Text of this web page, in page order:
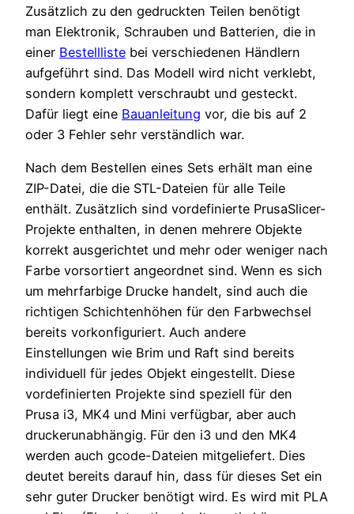
Zusätzlich zu den gedruckten Teilen benötigt
man Elektronik, Schrauben und Batterien, die in
einer Bestellliste bei verschiedenen Händlern
aufgeführt sind. Das Modell wird nicht verklebt,
sondern komplett verschraubt und gesteckt.
Dafür liegt eine Bauanleitung vor, die bis auf 2
oder 3 Fehler sehr verständlich war.
Nach dem Bestellen eines Sets erhält man eine
ZIP-Datei, die die STL-Dateien für alle Teile
enthält. Zusätzlich sind vordefinierte PrusaSlicer-
Projekte enthalten, in denen mehrere Objekte
korrekt ausgerichtet und mehr oder weniger nach
Farbe vorsortiert angeordnet sind. Wenn es sich
um mehrfarbige Drucke handelt, sind auch die
richtigen Schichtenhöhen für den Farbwechsel
bereits vorkonfiguriert. Auch andere
Einstellungen wie Brim und Raft sind bereits
individuell für jedes Objekt eingestellt. Diese
vordefinierten Projekte sind speziell für den
Prusa i3, MK4 und Mini verfügbar, aber auch
druckerunabhängig. Für den i3 und den MK4
werden auch gcode-Dateien mitgeliefert. Dies
deutet bereits darauf hin, dass für dieses Set ein
sehr guter Drucker benötigt wird. Es wird mit PLA